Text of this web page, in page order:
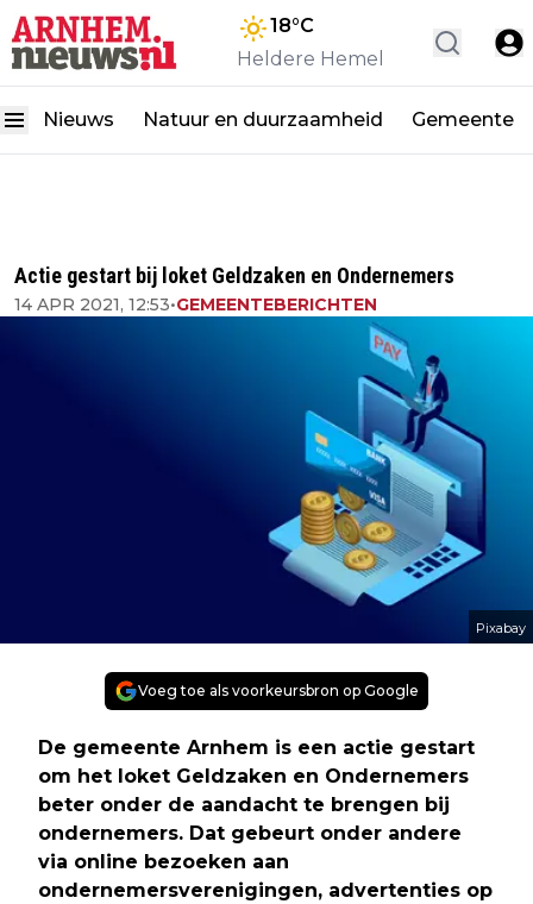
18°C
Heldere Hemel
Nieuws Natuur en duurzaamheid Gemeente
Actie gestart bij loket Geldzaken en Ondernemers
14 APR 2021, 12:53•GEMEENTEBERICHTEN
Pixabay
Voeg toe als voorkeursbron op Google
De gemeente Arnhem is een actie gestart
om het loket Geldzaken en Ondernemers
beter onder de aandacht te brengen bij
ondernemers. Dat gebeurt onder andere
via online bezoeken aan
ondernemersverenigingen, advertenties op